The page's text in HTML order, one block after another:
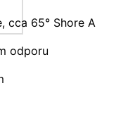
cca 65° Shore A
odporu